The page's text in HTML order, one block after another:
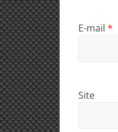
E-mail *
Site